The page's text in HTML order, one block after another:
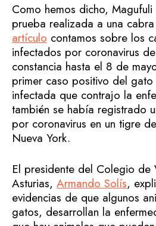
Como hemos dicho,
prueba realizada a una
artículo contamos sobre los
infectados por coronavirus
constancia hasta el 8 de
primer caso positivo del
infectada que contrajo la
también se había registrado
por coronavirus en un tigre
Nueva York.
El presidente del Colegio de
Asturias, Armando Solís,
evidencias de que algunos
gatos, desarrollan la